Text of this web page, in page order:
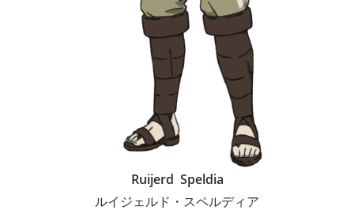
Ruijerd Speldia
ルイジェルド・スペルディア